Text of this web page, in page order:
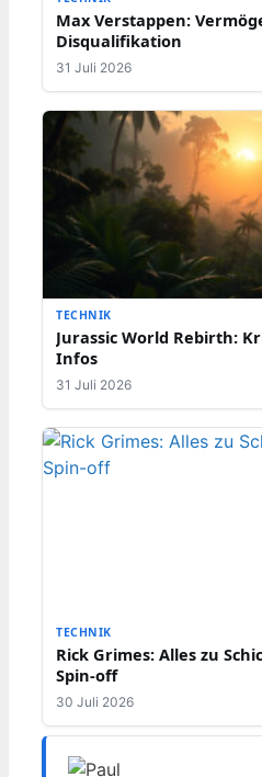
Max Verstappen:
Disqualifikation
31 Juli 2026
TECHNIK
Jurassic World Rebirth:
Infos
31 Juli 2026
TECHNIK
Rick Grimes: Alles zu
Spin-off
30 Juli 2026